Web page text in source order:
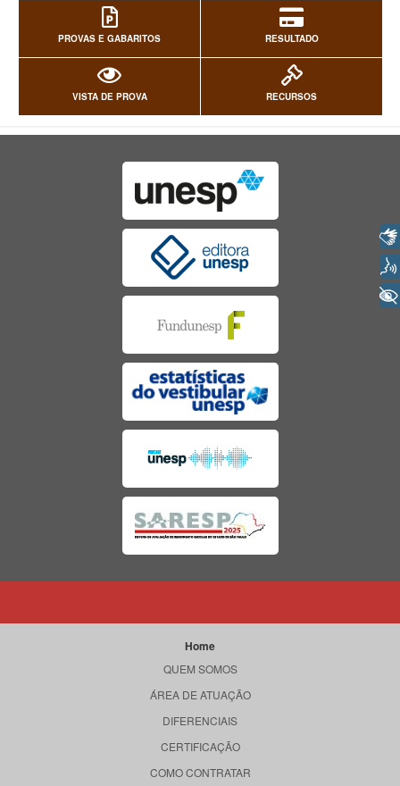
PROVAS E GABARITOS RESULTADO
VISTA DE PROVA RECURSOS
Home
QUEM SOMOS
ÁREA DE ATUAÇÃO
DIFERENCIAIS
CERTIFICAÇÃO
COMO CONTRATAR
+ Acessibilidade